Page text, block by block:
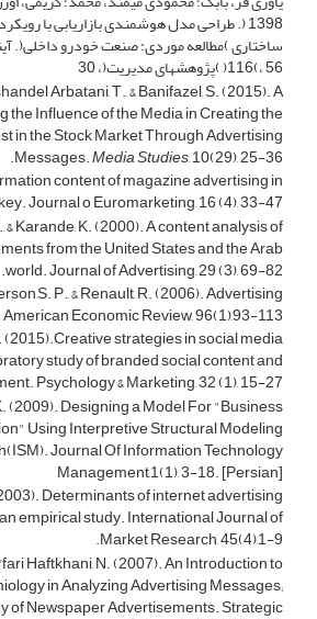
1398 (. طراحی مدل هوشمندی بازاریابی با
56 ،)116( )پژوهشهای مدیریت(، 30
Arbatani, T., & Banifazel, S. (2015). A
the Influence of the Media in Creating the
in the Stock Market Through Advertising
Messages.Media Studies, 10(29), 25-36.
content of magazine advertising in
Journal o Euromarketing, 16 (4), 33-47.
& Karande, K. (2000). A content analysis of
from the United States and the Arab
world. Journal of Advertising, 29 (3), 69-82.
P., & Renault, R. (2006). Advertising
Economic Review, 96(1),93-113.
(2015).Creative strategies in social media
study of branded social content and
Psychology & Marketing, 32 (1), 15-27.
(2009). Designing a Model For "Business
Using Interpretive Structural Modeling
Journal Of Information Technology
Management,1(1), 3-18. [Persian]
Determinants of internet advertising
empirical study. International Journal of
Market Research, 45(4),1-9.
Haftkhani, N. (2007). An Introduction to
in Analyzing Advertising Messages;
of Newspaper Advertisements. Strategic